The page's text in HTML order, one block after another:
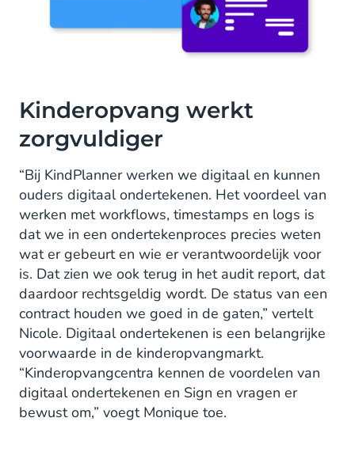
Kinderopvang werkt
zorgvuldiger
“Bij KindPlanner werken we digitaal en kunnen
ouders digitaal ondertekenen. Het voordeel van
werken met workflows, timestamps en logs is
dat we in een ondertekenproces precies weten
wat er gebeurt en wie er verantwoordelijk voor
is. Dat zien we ook terug in het audit report, dat
daardoor rechtsgeldig wordt. De status van een
contract houden we goed in de gaten,” vertelt
Nicole. Digitaal ondertekenen is een belangrijke
voorwaarde in de kinderopvangmarkt.
“Kinderopvangcentra kennen de voordelen van
digitaal ondertekenen en Sign en vragen er
bewust om,” voegt Monique toe.